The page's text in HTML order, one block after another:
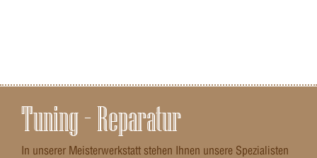
Tuning – Reparatur
In unserer Meisterwerkstatt stehen Ihnen unsere Spezialisten